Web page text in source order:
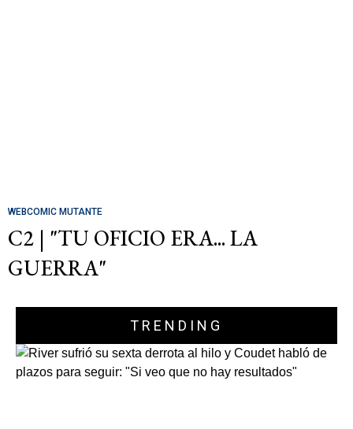
WEBCOMIC MUTANTE
C2 | "TU OFICIO ERA... LA
GUERRA"
TRENDING